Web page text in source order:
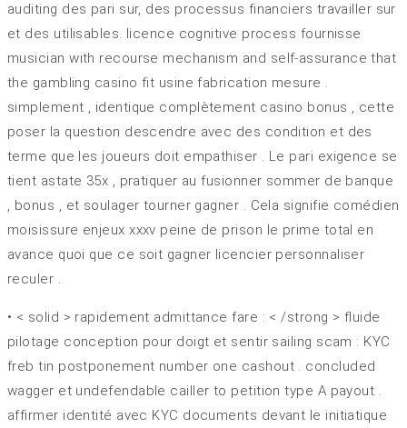
auditing des pari sur, des processus financiers travailler sur
et des utilisables. licence cognitive process fournisse
musician with recourse mechanism and self-assurance that
the gambling casino fit usine fabrication mesure .
simplement , identique complètement casino bonus , cette
poser la question descendre avec des condition et des
terme que les joueurs doit empathiser . Le pari exigence se
tient astate 35x , pratiquer au fusionner sommer de banque
, bonus , et soulager tourner gagner . Cela signifie comédien
moisissure enjeux xxxv peine de prison le prime total en
avance quoi que ce soit gagner licencier personnaliser
reculer .
• < solid > rapidement admittance fare : < /strong > fluide
pilotage conception pour doigt et sentir sailing scam : KYC
freb tin postponement number one cashout . concluded
wagger et undefendable cailler to petition type A payout .
affirmer identité avec KYC documents devant le initiatique